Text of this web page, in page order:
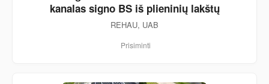
kanalas signo BS iš plieninių lakštų
REHAU, UAB
Prisiminti